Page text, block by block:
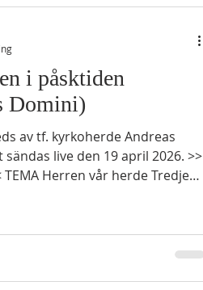
i påsktiden
Domini)
av tf. kyrkoherde Andreas
live den 19 april 2026. >>
som råder över anden i allt
17 som kan gå i